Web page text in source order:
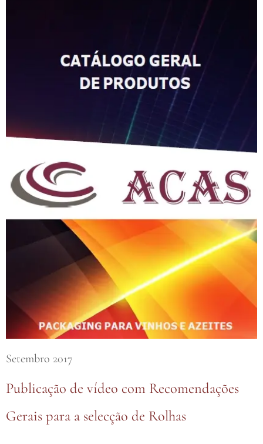
Setembro 2017
Publicação de vídeo com Recomendações
Gerais para a selecção de Rolhas